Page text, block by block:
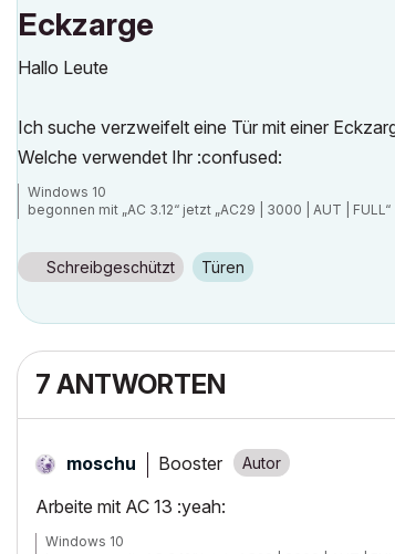
Eckzarge
Hallo Leute
Ich suche verzweifelt eine Tür mit einer
Welche verwendet Ihr :confused:
Windows 10
begonnen mit „AC 3.12“ jetzt „AC29 | 3000 | AUT | FULL“
Schreibgeschützt Türen
7 ANTWORTEN
moschu Booster
Arbeite mit AC 13 :yeah:
Windows 10